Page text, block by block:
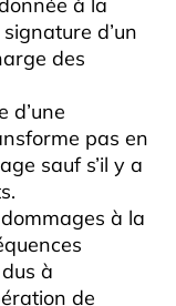
d’un
des
d’une
pas en
sauf s’il y a
à la
à
de